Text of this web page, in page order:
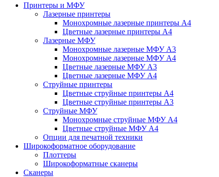
Принтеры и МФУ
Лазерные принтеры
Монохромные лазерные принтеры А4
Цветные лазерные принтеры А4
Лазерные МФУ
Монохромные лазерные МФУ А3
Монохромные лазерные МФУ А4
Цветные лазерные МФУ А3
Цветные лазерные МФУ А4
Струйные принтеры
Цветные струйные принтеры А4
Цветные струйные принтеры А3
Струйные МФУ
Монохромные струйные МФУ А4
Цветные струйные МФУ А4
Опции для печатной техники
Широкоформатное оборудование
Плоттеры
Широкоформатные сканеры
Сканеры